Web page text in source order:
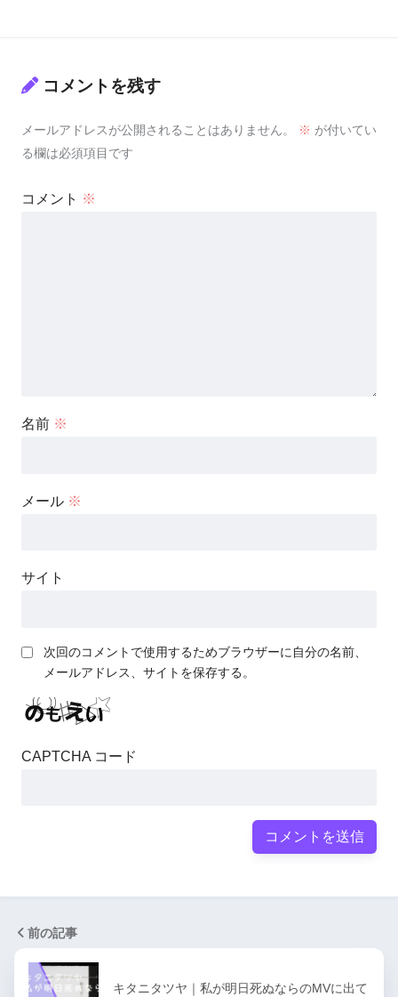
コメントを残す
メールアドレスが公開されることはありません。 ※ が付いてい
る欄は必須項目です
コメント ※
名前 ※
メール ※
サイト
次回のコメントで使用するためブラウザーに自分の名前、
メールアドレス、サイトを保存する。
CAPTCHA コード
前の記事
キタニタツヤ｜私が明日死ぬならのMVに出て